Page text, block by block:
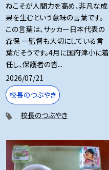
ねこそが人間力を高め、非凡な成
果を生むという意味の言葉です。
この言葉は、サッカー日本代表の
森保 一監督も大切にしている言
葉だそうです。4月に国府津小に着
任し、保護者の皆...
2026/07/21
校長のつぶやき
校長のつぶやき